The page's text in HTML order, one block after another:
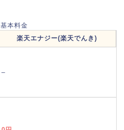
基本料金
楽天エナジー(楽天でんき)
–